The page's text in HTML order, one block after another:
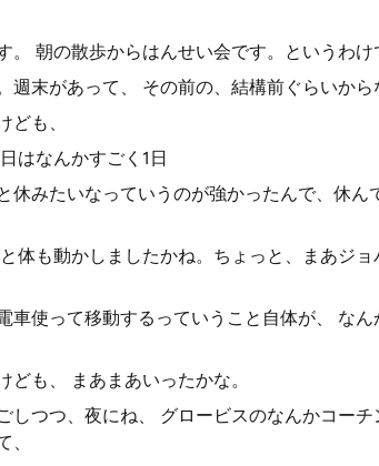
朝の散歩からはんせい会です。というわけ
末があって、 その前の、結構前ぐらいから
ども、
はなんかすごく1日
休みたいなっていうのが強かったんで、休ん
体も動かしましたかね。ちょっと、まあジ
車使って移動するっていうこと自体が、 な
も、 まあまあいったかな。
しつつ、夜にね、 グロービスのなんかコー